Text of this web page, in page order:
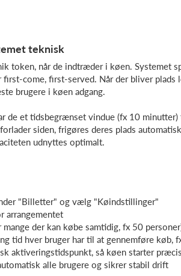
teknisk
token, når de indtræder i køen. Systemet
first-come, first-served. Når der bliver plads
brugere i køen adgang.
de et tidsbegrænset vindue (fx 10
siden, frigøres deres plads
udnyttes optimalt.
"Billetter" og vælg "Køindstillinger"
arrangementet
der kan købe samtidig, fx 50
tid hver bruger har til at gennemføre køb,
aktiveringstidspunkt, så køen starter
alle brugere og sikrer stabil drift